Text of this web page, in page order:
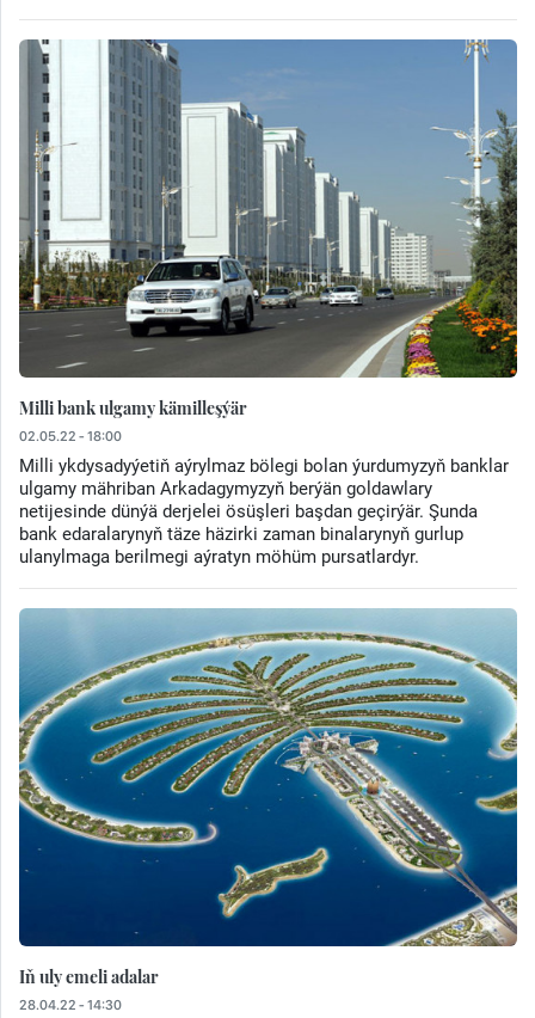
Milli bank ulgamy kämilleşýär
02.05.22 - 18:00
Milli ykdysadyýetiň aýrylmaz bölegi bolan ýurdumyzyň banklar
ulgamy mähriban Arkadagymyzyň berýän goldawlary
netijesinde dünýä derjelei ösüşleri başdan geçirýär. Şunda
bank edaralarynyň täze häzirki zaman binalarynyň gurlup
ulanylmaga berilmegi aýratyn möhüm pursatlardyr.
Iň uly emeli adalar
28.04.22 - 14:30